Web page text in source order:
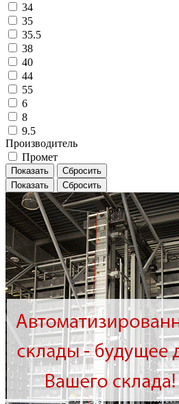
34
35
35.5
38
40
44
55
6
8
9.5
Производитель
Промет
Показать Сбросить